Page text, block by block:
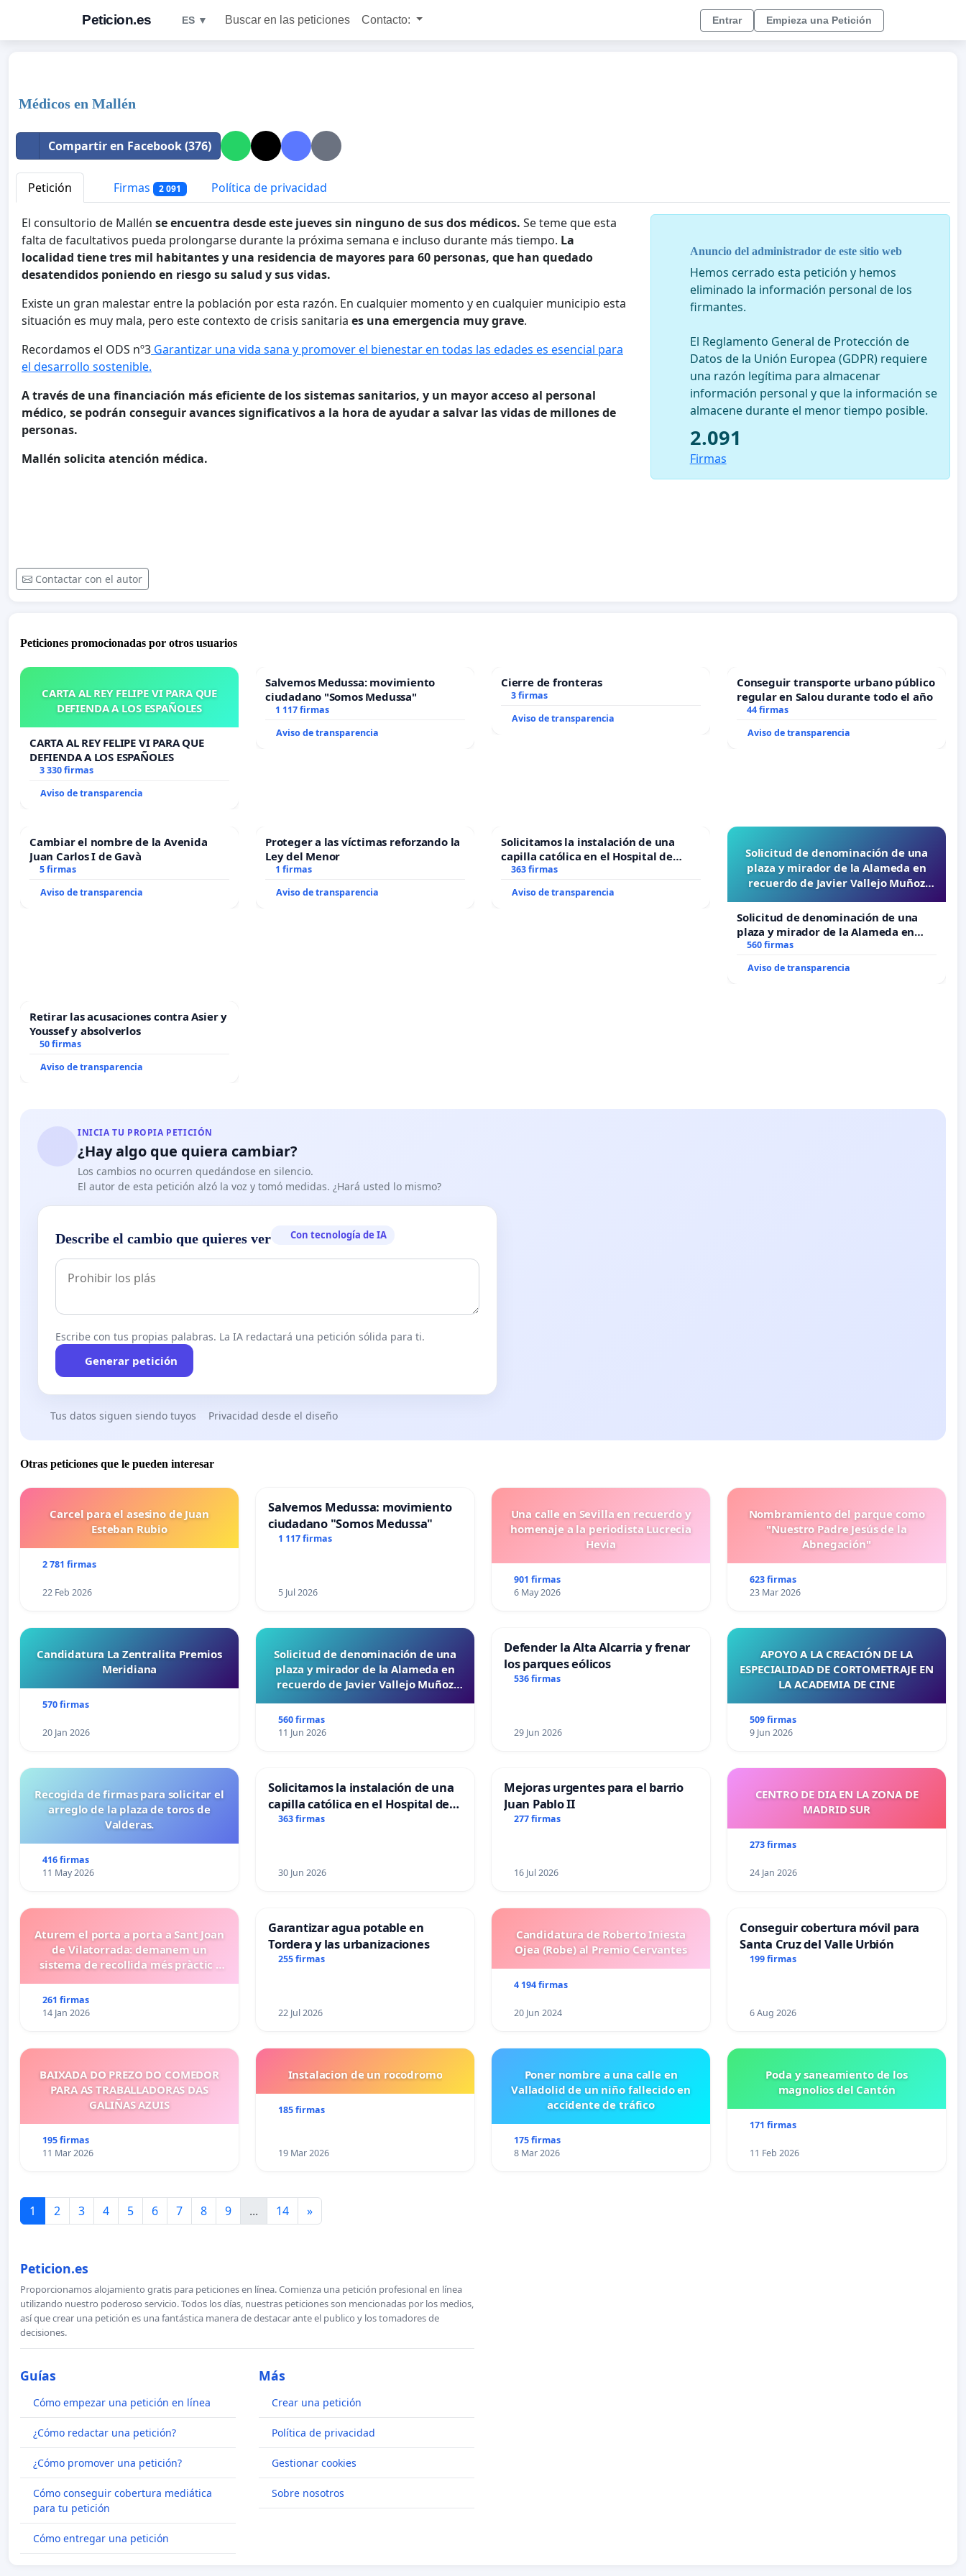
Peticion.es ES ▼ Buscar en las peticiones Contacto: Entrar Empieza una Petición
Médicos en Mallén
Compartir en Facebook (376)
Petición Firmas 2 091 Política de privacidad
El consultorio de Mallén se encuentra desde este jueves sin ninguno de sus dos médicos. Se teme que esta
falta de facultativos pueda prolongarse durante la próxima semana e incluso durante más tiempo. La
localidad tiene tres mil habitantes y una residencia de mayores para 60 personas, que han quedado
desatendidos poniendo en riesgo su salud y sus vidas.
Existe un gran malestar entre la población por esta razón. En cualquier momento y en cualquier municipio esta
situación es muy mala, pero este contexto de crisis sanitaria es una emergencia muy grave.
Recordamos el ODS nº3 Garantizar una vida sana y promover el bienestar en todas las edades es esencial para
el desarrollo sostenible.
A través de una financiación más eficiente de los sistemas sanitarios, y un mayor acceso al personal
médico, se podrán conseguir avances significativos a la hora de ayudar a salvar las vidas de millones de
personas.
Mallén solicita atención médica.
Contactar con el autor
Anuncio del administrador de este sitio web
Hemos cerrado esta petición y hemos
eliminado la información personal de los
firmantes.
El Reglamento General de Protección de
Datos de la Unión Europea (GDPR) requiere
una razón legítima para almacenar
información personal y que la información se
almacene durante el menor tiempo posible.
2.091
Firmas
Peticiones promocionadas por otros usuarios
CARTA AL REY FELIPE VI PARA QUE
DEFIENDA A LOS ESPAÑOLES
CARTA AL REY FELIPE VI PARA QUE
DEFIENDA A LOS ESPAÑOLES
3 330 firmas
Aviso de transparencia
Salvemos Medussa: movimiento
ciudadano "Somos Medussa"
1 117 firmas
Aviso de transparencia
Cierre de fronteras
3 firmas
Aviso de transparencia
Conseguir transporte urbano público
regular en Salou durante todo el año
44 firmas
Aviso de transparencia
Cambiar el nombre de la Avenida
Juan Carlos I de Gavà
5 firmas
Aviso de transparencia
Proteger a las víctimas reforzando la
Ley del Menor
1 firmas
Aviso de transparencia
Solicitamos la instalación de una
capilla católica en el Hospital de
Alcañiz
363 firmas
Aviso de transparencia
Solicitud de denominación de una
plaza y mirador de la Alameda en
recuerdo de Javier Vallejo Muñoz
Solicitud de denominación de una
plaza y mirador de la Alameda en
recuerdo de Javier Vallejo Muñoz
560 firmas
Aviso de transparencia
Retirar las acusaciones contra Asier y
Youssef y absolverlos
50 firmas
Aviso de transparencia
INICIA TU PROPIA PETICIÓN
¿Hay algo que quiera cambiar?
Los cambios no ocurren quedándose en silencio.
El autor de esta petición alzó la voz y tomó medidas. ¿Hará usted lo mismo?
Describe el cambio que quieres ver Con tecnología de IA
Escribe con tus propias palabras. La IA redactará una petición sólida para ti.
Generar petición
Tus datos siguen siendo tuyos Privacidad desde el diseño
Otras peticiones que le pueden interesar
Carcel para el asesino de Juan
Esteban Rubio
2 781 firmas
22 Feb 2026
Salvemos Medussa: movimiento
ciudadano "Somos Medussa"
1 117 firmas
5 Jul 2026
Una calle en Sevilla en recuerdo y
homenaje a la periodista Lucrecia
Hevia
901 firmas
6 May 2026
Nombramiento del parque como
"Nuestro Padre Jesús de la
Abnegación"
623 firmas
23 Mar 2026
Candidatura La Zentralita Premios
Meridiana
570 firmas
20 Jan 2026
Solicitud de denominación de una
plaza y mirador de la Alameda en
recuerdo de Javier Vallejo Muñoz
560 firmas
11 Jun 2026
Defender la Alta Alcarria y frenar
los parques eólicos
536 firmas
29 Jun 2026
APOYO A LA CREACIÓN DE LA
ESPECIALIDAD DE CORTOMETRAJE EN
LA ACADEMIA DE CINE
509 firmas
9 Jun 2026
Recogida de firmas para solicitar el
arreglo de la plaza de toros de
Valderas.
416 firmas
11 May 2026
Solicitamos la instalación de una
capilla católica en el Hospital de
Alcañiz
363 firmas
30 Jun 2026
Mejoras urgentes para el barrio
Juan Pablo II
277 firmas
16 Jul 2026
CENTRO DE DIA EN LA ZONA DE
MADRID SUR
273 firmas
24 Jan 2026
Aturem el porta a porta a Sant Joan
de Vilatorrada: demanem un
sistema de recollida més pràctic i
261 firmas
14 Jan 2026
Garantizar agua potable en
Tordera y las urbanizaciones
255 firmas
22 Jul 2026
Candidatura de Roberto Iniesta
Ojea (Robe) al Premio Cervantes
4 194 firmas
20 Jun 2024
Conseguir cobertura móvil para
Santa Cruz del Valle Urbión
199 firmas
6 Aug 2026
BAIXADA DO PREZO DO COMEDOR
PARA AS TRABALLADORAS DAS
GALIÑAS AZUIS
195 firmas
11 Mar 2026
Instalacion de un rocodromo
185 firmas
19 Mar 2026
Poner nombre a una calle en
Valladolid de un niño fallecido en
accidente de tráfico
175 firmas
8 Mar 2026
Poda y saneamiento de los
magnolios del Cantón
171 firmas
11 Feb 2026
1 2 3 4 5 6 7 8 9 ... 14 »
Peticion.es
Proporcionamos alojamiento gratis para peticiones en línea. Comienza una petición profesional en línea
utilizando nuestro poderoso servicio. Todos los días, nuestras peticiones son mencionadas por los medios,
así que crear una petición es una fantástica manera de destacar ante el publico y los tomadores de
decisiones.
Guías
Cómo empezar una petición en línea
¿Cómo redactar una petición?
¿Cómo promover una petición?
Cómo conseguir cobertura mediática
para tu petición
Cómo entregar una petición
Más
Crear una petición
Política de privacidad
Gestionar cookies
Sobre nosotros